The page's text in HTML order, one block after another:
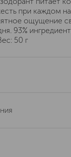
при каждом
ощущение
93%
50 г